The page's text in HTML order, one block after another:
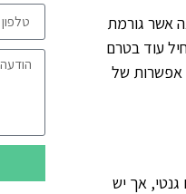
אשר גורמת
עוד בטרם
אפשרות של
אך יש